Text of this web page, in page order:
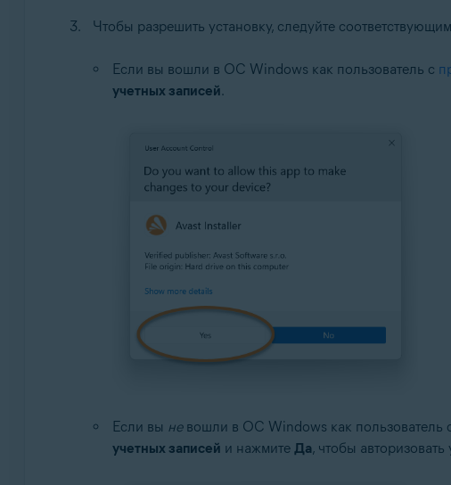
Чтобы разрешить установку, следуйте
Если вы вошли в ОС Windows как пользователь с
учетных записей.
Если вы невошли в ОС Windows как пользователь
учетных записей и нажмите Да, чтобы авторизовать